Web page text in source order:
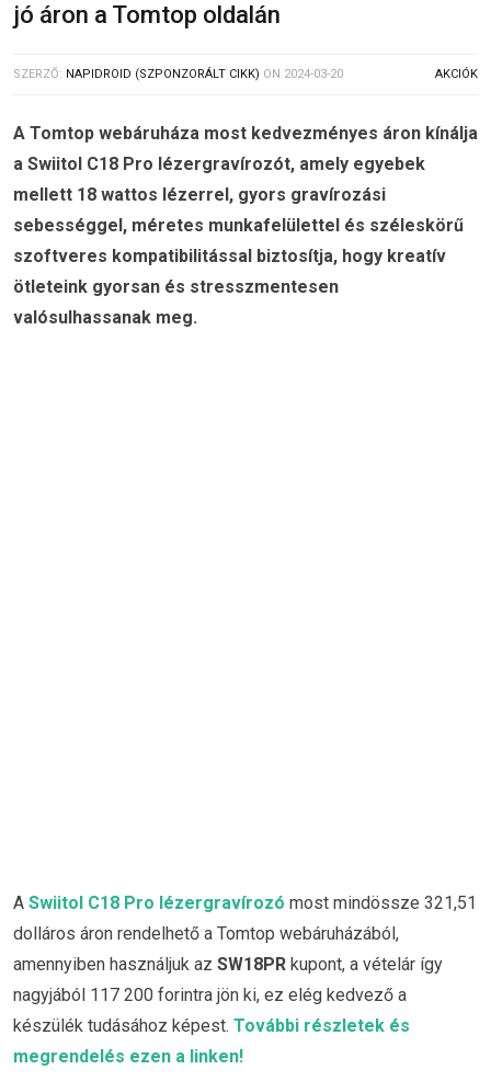
jó áron a Tomtop oldalán
SZERZŐ: NAPIDROID (SZPONZORÁLT CIKK) ON 2024-03-20 AKCIÓK
A Tomtop webáruháza most kedvezményes áron kínálja
a Swiitol C18 Pro lézergravírozót, amely egyebek
mellett 18 wattos lézerrel, gyors gravírozási
sebességgel, méretes munkafelülettel és széleskörű
szoftveres kompatibilitással biztosítja, hogy kreatív
ötleteink gyorsan és stresszmentesen
valósulhassanak meg.
A Swiitol C18 Pro lézergravírozó most mindössze 321,51
dolláros áron rendelhető a Tomtop webáruházából,
amennyiben használjuk az SW18PR kupont, a vételár így
nagyjából 117 200 forintra jön ki, ez elég kedvező a
készülék tudásához képest. További részletek és
megrendelés ezen a linken!